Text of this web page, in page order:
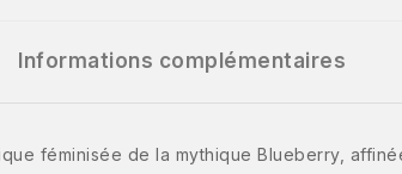
Informations complémentaires
féminisée de la mythique Blueberry,